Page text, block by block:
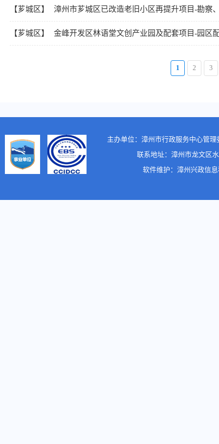
【芗城区】 漳州市芗城区已改造老旧小区再提升项目-勘察
【芗城区】 金峰开发区林语堂文创产业园及配套项目-园区配套-金星西路
1 2 3
主办单位：漳州市行政服务中心管理
联系地址：漳州市龙文区
软件维护：漳州兴政信